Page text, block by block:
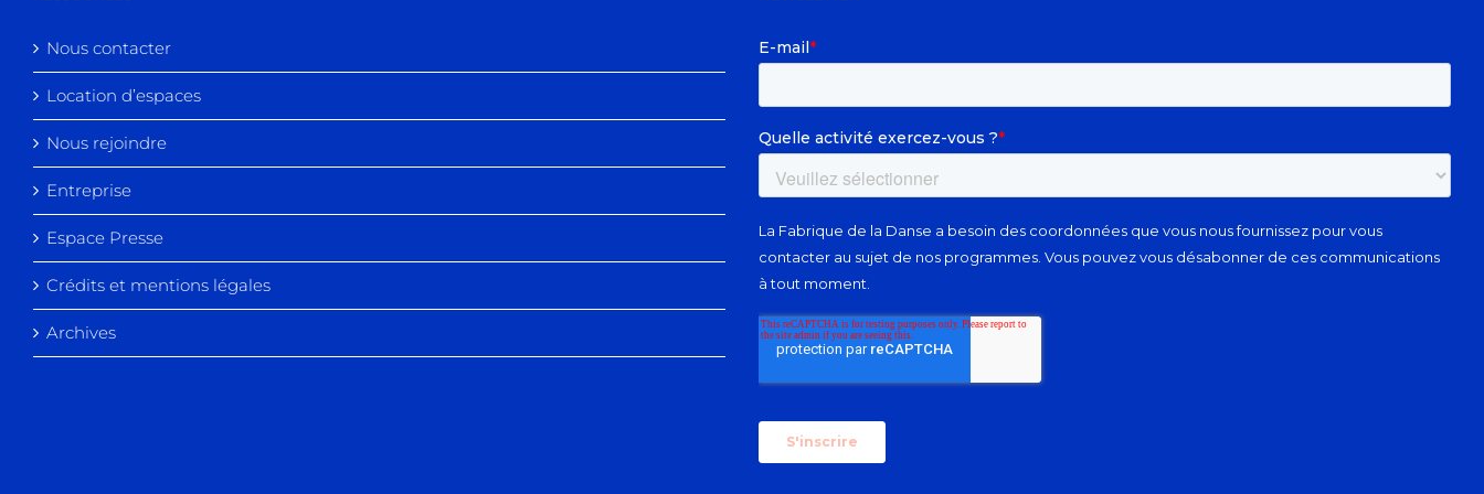
Nous contacter
Location d’espaces
Nous rejoindre
Entreprise
Espace Presse
Crédits et mentions légales
Archives